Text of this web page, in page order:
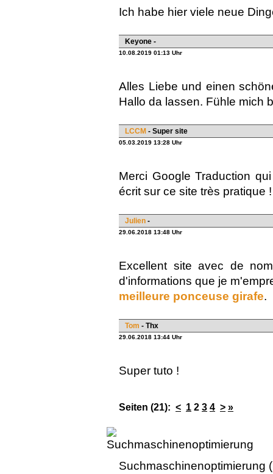
Ich habe hier viele neue
Keyone -
10.08.2019 01:13 Uhr
Alles Liebe und einen
Hallo da lassen. Fühle mich
LCCM - Super site
05.03.2019 13:28 Uhr
Merci Google Traduction
écrit sur ce site très pratique !
Julien -
29.06.2018 13:48 Uhr
Excellent site avec de
d'informations que je
meilleure ponceuse girafe.
Tom - Thx
29.06.2018 13:44 Uhr
Super tuto !
Seiten (21): < 1 2 3 4 > »
Suchmaschinenoptimierung